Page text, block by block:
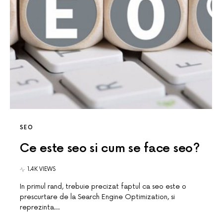
SEO
Ce este seo si cum se face seo?
1.4K VIEWS
In primul rand, trebuie precizat faptul ca seo este o
prescurtare de la Search Engine Optimization, si
reprezinta…